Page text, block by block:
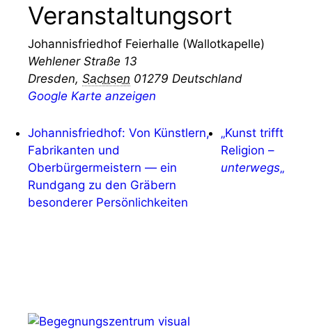
Veranstaltungsort
Johannisfriedhof Feierhalle (Wallotkapelle)
Wehlener Straße 13
Dresden, Sachsen 01279 Deutschland
Google Karte anzeigen
Johannisfriedhof: Von Künstlern,
Fabrikanten und
Oberbürgermeistern — ein
Rundgang zu den Gräbern
besonderer Persönlichkeiten
„Kunst trifft
Religion –
unterwegs„